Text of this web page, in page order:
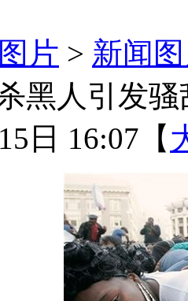
图片 > 新闻
黑人引发
日 16:07 【